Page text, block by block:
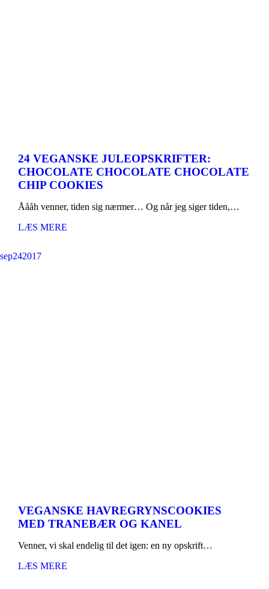
24 VEGANSKE JULEOPSKRIFTER:
CHOCOLATE CHOCOLATE CHOCOLATE
CHIP COOKIES
Åååh venner, tiden sig nærmer… Og når jeg siger tiden,…
LÆS MERE
sep242017
VEGANSKE HAVREGRYNSCOOKIES
MED TRANEBÆR OG KANEL
Venner, vi skal endelig til det igen: en ny opskrift…
LÆS MERE